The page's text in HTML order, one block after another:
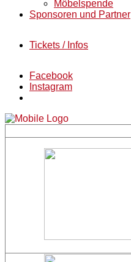
Möbelspende
Sponsoren und Partner
Tickets / Infos
Facebook
Instagram